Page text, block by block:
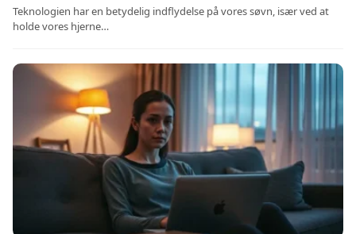
Teknologien har en betydelig indflydelse på vores søvn, især ved at
holde vores hjerne…